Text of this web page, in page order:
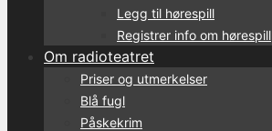
Legg til hørespill
Registrer info om hørespill
Om radioteatret
Priser og utmerkelser
Blå fugl
Påskekrim